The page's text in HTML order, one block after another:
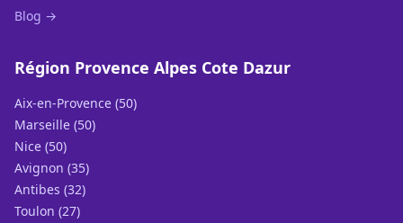
Blog →
Région Provence Alpes Cote Dazur
Aix-en-Provence (50)
Marseille (50)
Nice (50)
Avignon (35)
Antibes (32)
Toulon (27)